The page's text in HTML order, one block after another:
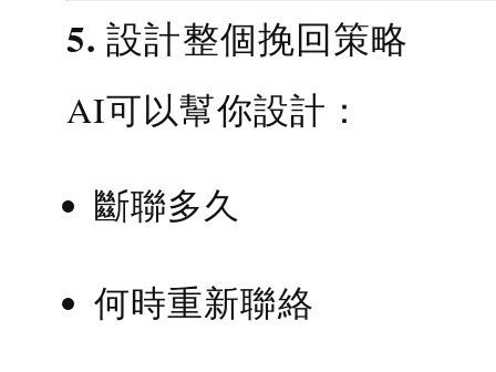
5. 設計整個挽回策略
AI可以幫你設計：
斷聯多久
何時重新聯絡